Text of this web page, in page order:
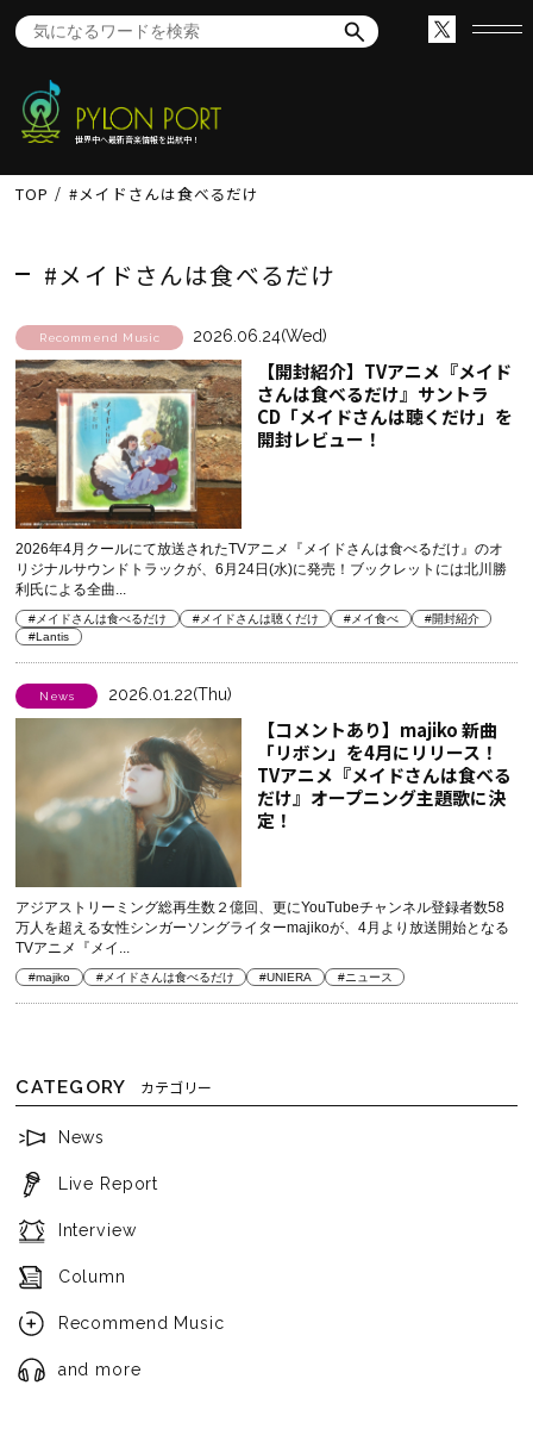
世界中へ最新音楽情報を出航中！
TOP #メイドさんは食べるだけ
#メイドさんは食べるだけ
Recommend Music 2026.06.24(Wed)
【開封紹介】TVアニメ『メイド
さんは食べるだけ』サントラ
CD「メイドさんは聴くだけ」を
開封レビュー！
2026年4月クールにて放送されたTVアニメ『メイドさんは食べるだけ』のオ
リジナルサウンドトラックが、6月24日(水)に発売！ブックレットには北川勝
利氏による全曲...
#メイドさんは食べるだけ #メイドさんは聴くだけ #メイ食べ
#開封紹介
#Lantis
News 2026.01.22(Thu)
【コメントあり】majiko 新曲
「リボン」を4月にリリース！
TVアニメ『メイドさんは食べる
だけ』オープニング主題歌に決
定！
アジアストリーミング総再生数２億回、更にYouTubeチャンネル登録者数58
万人を超える女性シンガーソングライターmajikoが、4月より放送開始となる
TVアニメ『メイ...
#majiko #メイドさんは食べるだけ #UNIERA #ニュース
CATEGORY カテゴリー
News
Live Report
Interview
Column
Recommend Music
and more